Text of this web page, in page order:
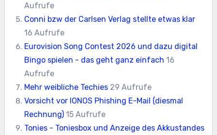
Aufrufe
Conni bzw der Carlsen Verlag stellte etwas klar
16 Aufrufe
Eurovision Song Contest 2026 und dazu digital
Bingo spielen - das geht ganz einfach 16
Aufrufe
Mehr weibliche Techies 29 Aufrufe
Vorsicht vor IONOS Phishing E-Mail (diesmal
Rechnung) 15 Aufrufe
Tonies - Toniesbox und Anzeige des Akkustandes